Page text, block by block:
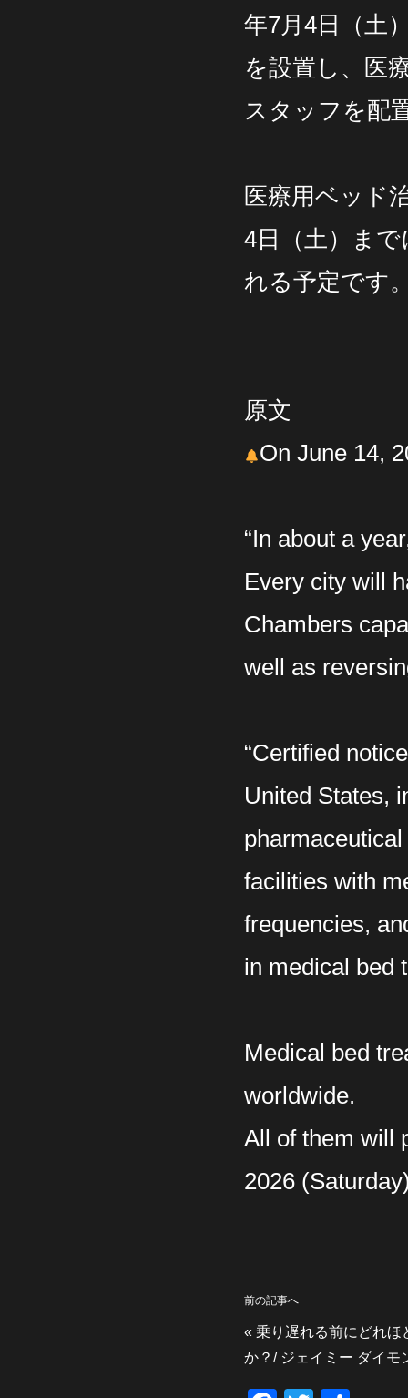
年7月4日（土
を設置し、医
スタッフを配
医療用ベッド
4日（土）ま
れる予定です
原文
On June 14,
“In about a
Every city will
Chambers
well as
“Certified
United States,
facilities with
frequencies,
in medical bed
Medical bed
worldwide.
All of them will
2026
前の記事へ
« 乗り遅れる前にどれほ
か？/ ジェイミー ダイモ